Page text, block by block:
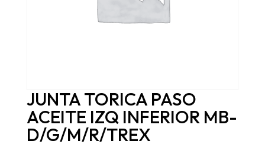
JUNTA TORICA PASO
ACEITE IZQ INFERIOR MB-
D/G/M/R/TREX